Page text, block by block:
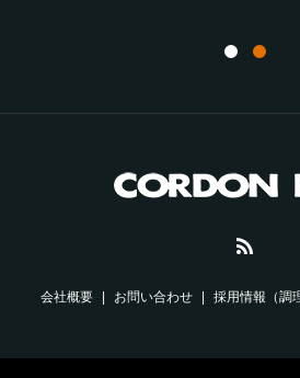
会社概要 お問い合わせ 採用情報（調